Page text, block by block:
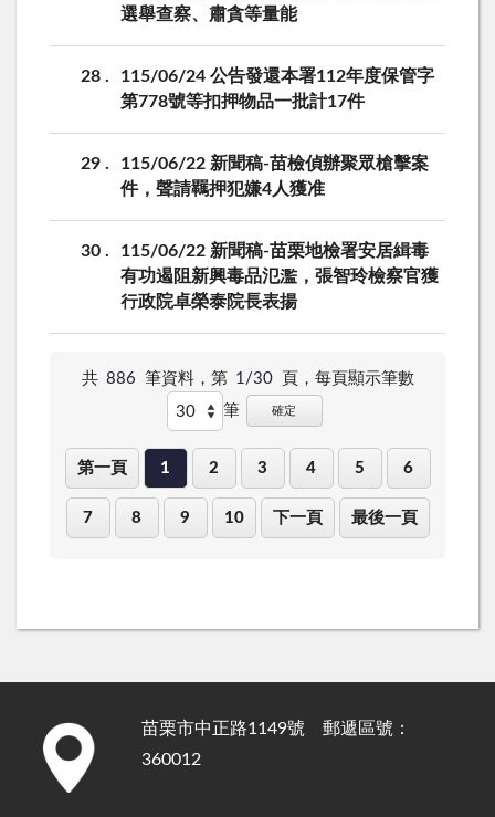
選舉查察、肅貪等量能
28
115/06/24 公告發還本署112年度保管字
第778號等扣押物品一批計17件
29
115/06/22 新聞稿-苗檢偵辦聚眾槍擊案
件，聲請羈押犯嫌4人獲准
30
115/06/22 新聞稿-苗栗地檢署安居緝毒
有功遏阻新興毒品氾濫，張智玲檢察官獲
行政院卓榮泰院長表揚
共 886 筆資料，第 1/30 頁， 每頁顯示筆數
筆
確定
第一頁 1 2 3 4 5 6
7 8 9 10 下一頁 最後一頁
苗栗市中正路1149號 郵遞區號：
360012